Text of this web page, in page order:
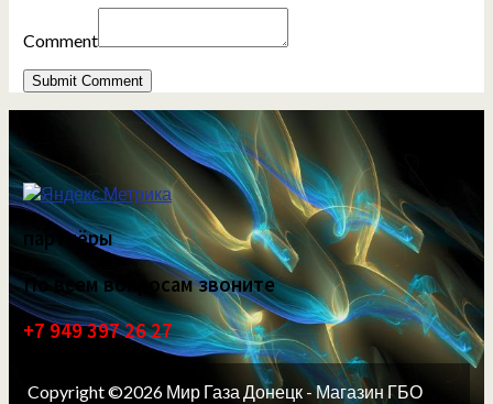
Comment
партнёры
По всем вопросам звоните
+7 949 397 26 27
Copyright ©2026 Мир Газа Донецк - Магазин ГБО